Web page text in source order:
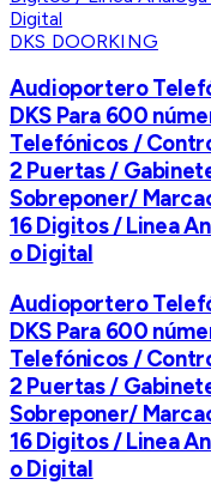
DKS DOORKING
Audioportero
DKS Para 600
Telefónicos /
2 Puertas /
Sobreponer/
16 Digitos / Linea
o Digital
Audioportero
DKS Para 600
Telefónicos /
2 Puertas /
Sobreponer/
16 Digitos / Linea
o Digital